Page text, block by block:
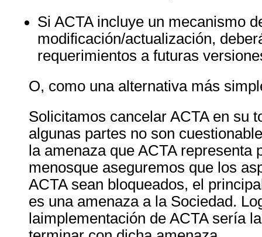
Si ACTAincluye un mecanismo
modificación/actualización,
requerimientos a futuras
O, como una alternativa más
Solicitamos cancelar ACTAen su
algunas partes no son
la amenaza que ACTArepresenta
menosque aseguremos que los
ACTAsean bloqueados, el
es una amenaza a la Sociedad.
laimplementación de ACTAsería